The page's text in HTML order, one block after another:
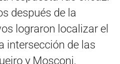
después de la
lograron localizar el
intersección de las
y Mosconi.